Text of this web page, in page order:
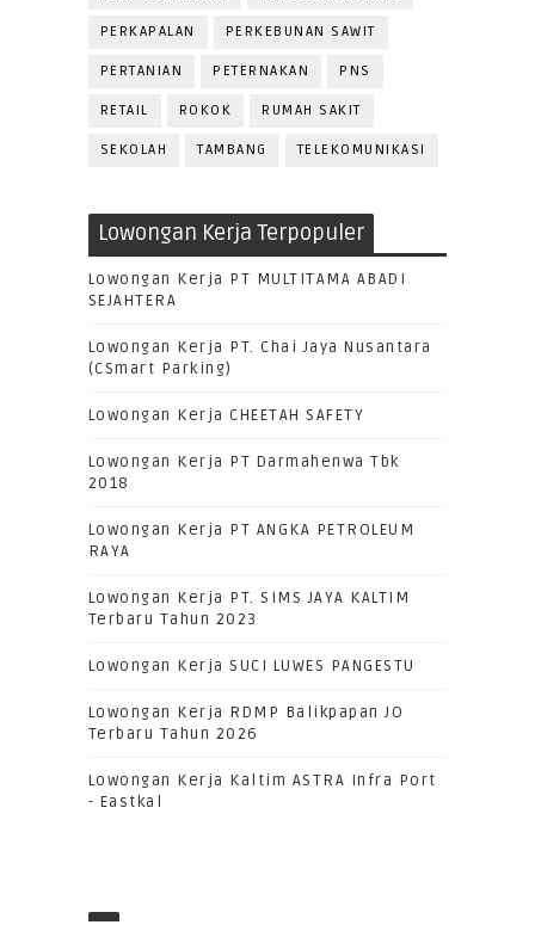
PERKAPALAN PERKEBUNAN SAWIT
PERTANIAN PETERNAKAN PNS
RETAIL ROKOK RUMAH SAKIT
SEKOLAH TAMBANG TELEKOMUNIKASI
Lowongan Kerja Terpopuler
Lowongan Kerja PT MULTITAMA ABADI
SEJAHTERA
Lowongan Kerja PT. Chai Jaya Nusantara
(CSmart Parking)
Lowongan Kerja CHEETAH SAFETY
Lowongan Kerja PT Darmahenwa Tbk
2018
Lowongan Kerja PT ANGKA PETROLEUM
RAYA
Lowongan Kerja PT. SIMS JAYA KALTIM
Terbaru Tahun 2023
Lowongan Kerja SUCI LUWES PANGESTU
Lowongan Kerja RDMP Balikpapan JO
Terbaru Tahun 2026
Lowongan Kerja Kaltim ASTRA Infra Port
- Eastkal